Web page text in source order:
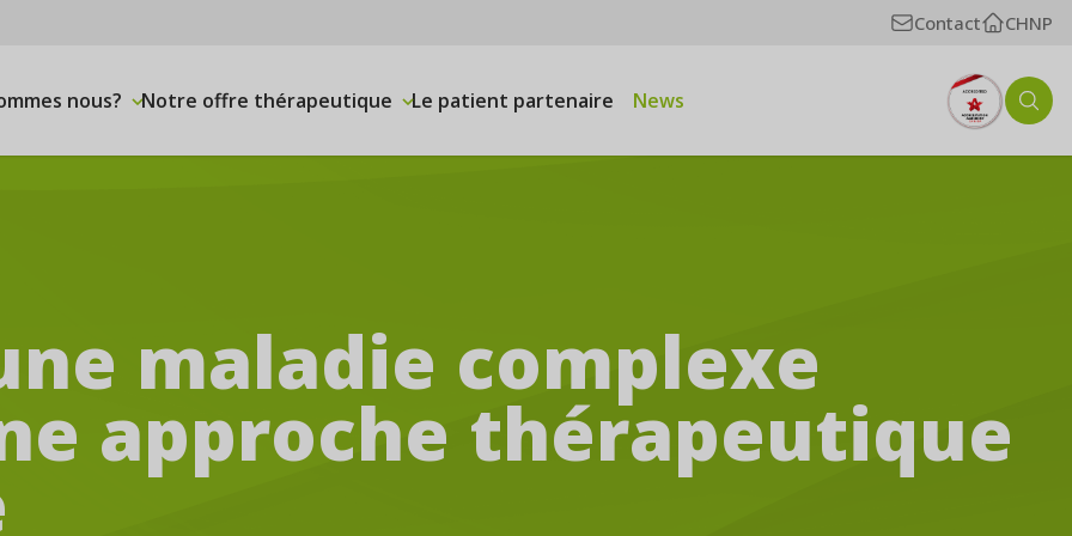
Contact CHNP
nous? Notre offre thérapeutique Le patient partenaire News
maladie complexe
approche thérapeutique